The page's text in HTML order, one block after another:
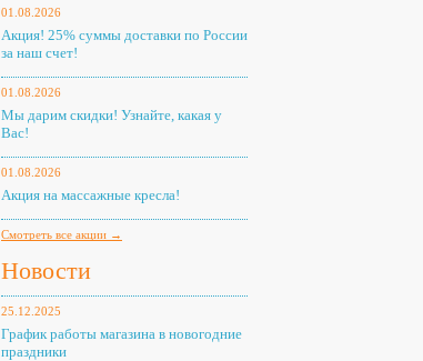
01.08.2026
Акция! 25% суммы доставки по России
за наш счет!
01.08.2026
Мы дарим скидки! Узнайте, какая у
Вас!
01.08.2026
Акция на массажные кресла!
Смотреть все акции →
Новости
25.12.2025
График работы магазина в новогодние
праздники